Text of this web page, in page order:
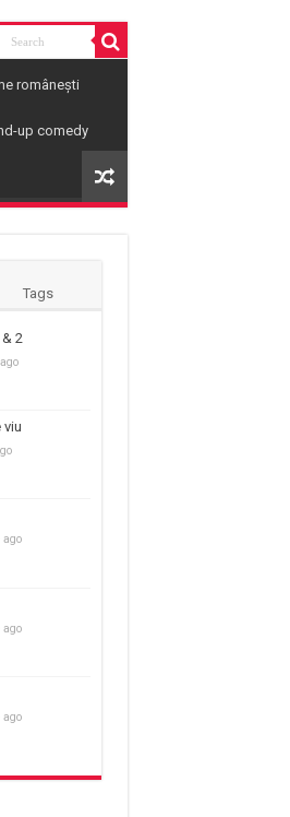
românești
up comedy
Tags
2
viu